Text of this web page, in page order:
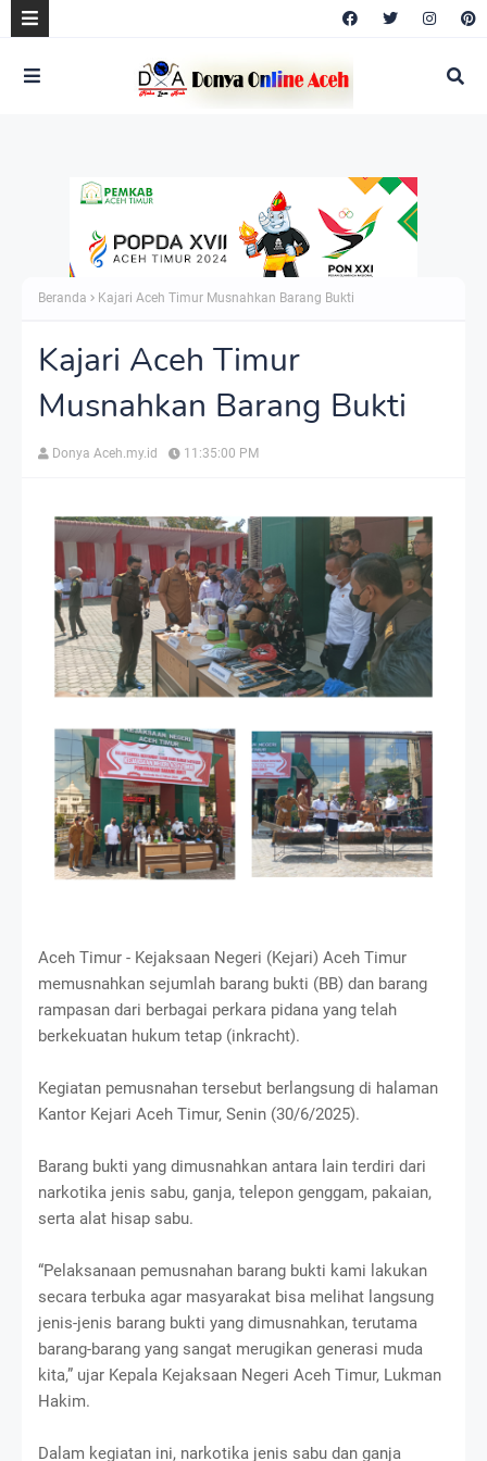
Beranda Kajari Aceh Timur Musnahkan Barang Bukti
Kajari Aceh Timur
Musnahkan Barang Bukti
Donya Aceh.my.id 11:35:00 PM
Aceh Timur - Kejaksaan Negeri (Kejari) Aceh Timur
memusnahkan sejumlah barang bukti (BB) dan barang
rampasan dari berbagai perkara pidana yang telah
berkekuatan hukum tetap (inkracht).
Kegiatan pemusnahan tersebut berlangsung di halaman
Kantor Kejari Aceh Timur, Senin (30/6/2025).
Barang bukti yang dimusnahkan antara lain terdiri dari
narkotika jenis sabu, ganja, telepon genggam, pakaian,
serta alat hisap sabu.
“Pelaksanaan pemusnahan barang bukti kami lakukan
secara terbuka agar masyarakat bisa melihat langsung
jenis-jenis barang bukti yang dimusnahkan, terutama
barang-barang yang sangat merugikan generasi muda
kita,” ujar Kepala Kejaksaan Negeri Aceh Timur, Lukman
Hakim.
Dalam kegiatan ini, narkotika jenis sabu dan ganja